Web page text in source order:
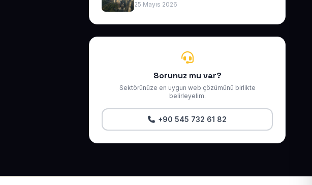
25 Mayıs 2026
Sorunuz mu var?
Sektörünüze en uygun web çözümünü birlikte
belirleyelim.
+90 545 732 61 82